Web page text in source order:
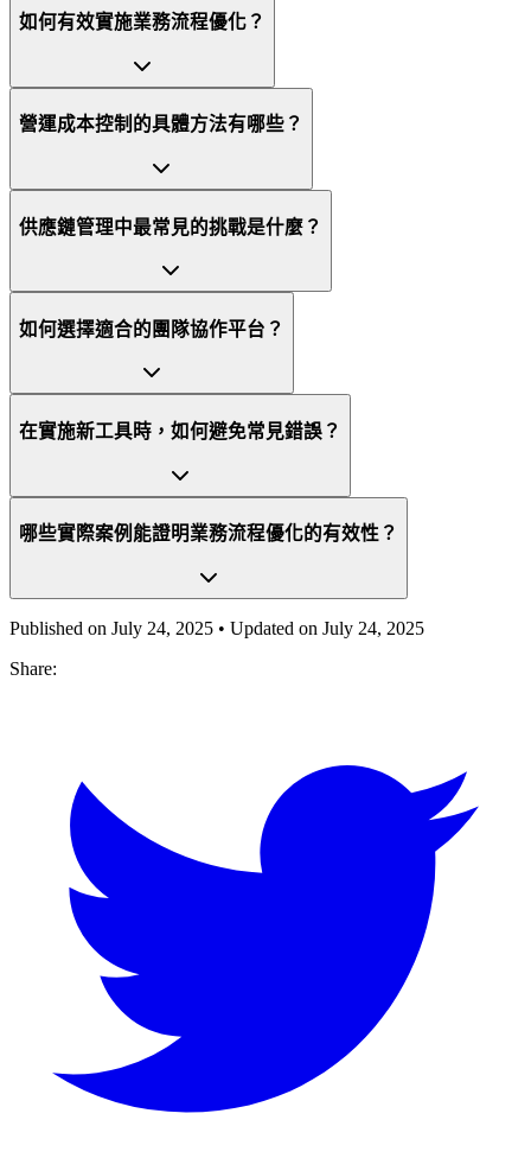
如何有效實施業務流程優化？
營運成本控制的具體方法有哪些？
供應鏈管理中最常見的挑戰是什麼？
如何選擇適合的團隊協作平台？
在實施新工具時，如何避免常見錯誤？
哪些實際案例能證明業務流程優化的有效性？
Published on July 24, 2025 • Updated on July 24, 2025
Share: